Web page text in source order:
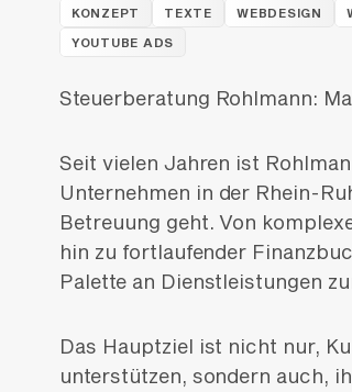
KONZEPT TEXTE WEBDESIGN
YOUTUBE ADS
Steuerberatung Rohlmann:
Seit vielen Jahren ist
Unternehmen in der Rhein-
Betreuung geht. Von
hin zu fortlaufender
Palette an Dienstleistungen
Das Hauptziel ist nicht nur,
unterstützen, sondern auch,